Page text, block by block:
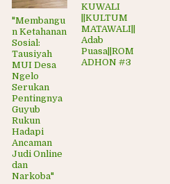
"Membangu
n Ketahanan
Sosial:
Tausiyah
MUI Desa
Ngelo
Serukan
Pentingnya
Guyub
Rukun
Hadapi
Ancaman
Judi Online
dan
Narkoba"
KUWALI
||KULTUM
MATAWALI||
Adab
Puasa||ROM
ADHON #3